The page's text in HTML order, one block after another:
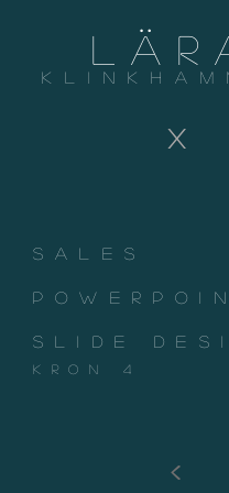
X
sales
slide
kron 4
<